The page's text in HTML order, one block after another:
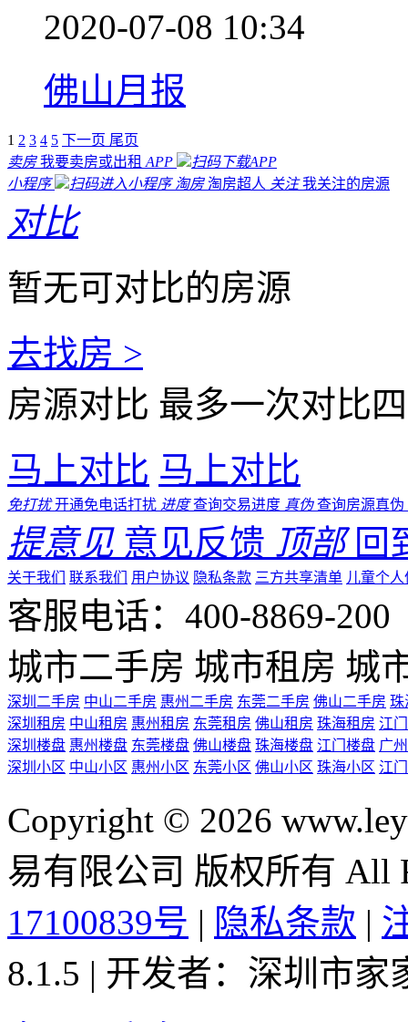
东城小升初，未中签
东城小升初方案
2020-07-09 08:17
东城街道
新闻聚焦
佛山楼市热度不减，6
2020年6月佛山一手住
10.0%，网签面积为
市一手住宅网签量继
2020-07-08 10:34
佛山月报
1 2 3 4 5 下一页尾页
卖房 我要卖房或出租 APP
扫码下载APP
对比
暂无可对比的房源
去找房 >